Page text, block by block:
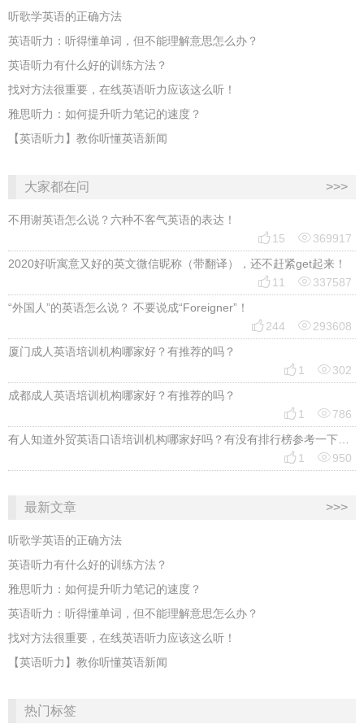
听歌学英语的正确方法
英语听力：听得懂单词，但不能理解意思怎么办？
英语听力有什么好的训练方法？
找对方法很重要，在线英语听力应该这么听！
雅思听力：如何提升听力笔记的速度？
【英语听力】教你听懂英语新闻
大家都在问 >>>
不用谢英语怎么说？六种不客气英语的表达！
 15 369917
2020好听寓意又好的英文微信昵称（带翻译），还不赶紧get起来！
 11 337587
“外国人”的英语怎么说？ 不要说成“Foreigner”！
 244 293608
厦门成人英语培训机构哪家好？有推荐的吗？
 1 302
成都成人英语培训机构哪家好？有推荐的吗？
 1 786
有人知道外贸英语口语培训机构哪家好吗？有没有排行榜参考一下？最好说下费用
 1 950
最新文章 >>>
听歌学英语的正确方法
英语听力有什么好的训练方法？
雅思听力：如何提升听力笔记的速度？
英语听力：听得懂单词，但不能理解意思怎么办？
找对方法很重要，在线英语听力应该这么听！
【英语听力】教你听懂英语新闻
热门标签